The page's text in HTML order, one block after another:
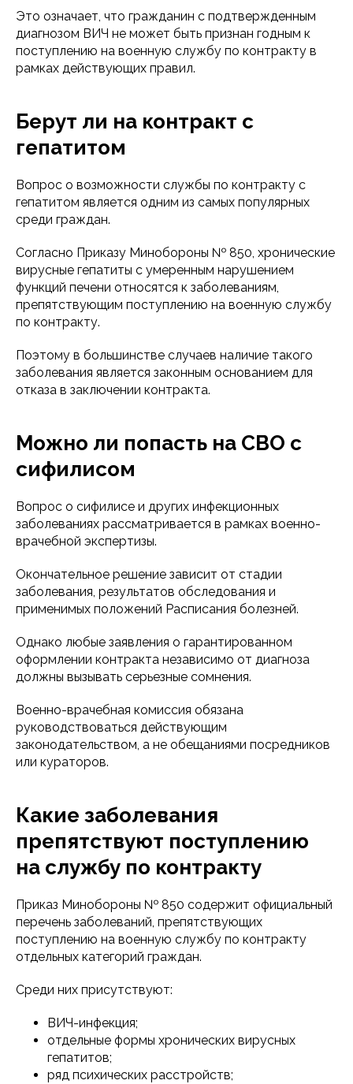
Это означает, что гражданин с подтвержденным
диагнозом ВИЧ не может быть признан годным к
поступлению на военную службу по контракту в
рамках действующих правил.
Берут ли на контракт с
гепатитом
Вопрос о возможности службы по контракту с
гепатитом является одним из самых популярных
среди граждан.
Согласно Приказу Минобороны № 850, хронические
вирусные гепатиты с умеренным нарушением
функций печени относятся к заболеваниям,
препятствующим поступлению на военную службу
по контракту.
Поэтому в большинстве случаев наличие такого
заболевания является законным основанием для
отказа в заключении контракта.
Можно ли попасть на СВО с
сифилисом
Вопрос о сифилисе и других инфекционных
заболеваниях рассматривается в рамках военно-
врачебной экспертизы.
Окончательное решение зависит от стадии
заболевания, результатов обследования и
применимых положений Расписания болезней.
Однако любые заявления о гарантированном
оформлении контракта независимо от диагноза
должны вызывать серьезные сомнения.
Военно-врачебная комиссия обязана
руководствоваться действующим
законодательством, а не обещаниями посредников
или кураторов.
Какие заболевания
препятствуют поступлению
на службу по контракту
Приказ Минобороны № 850 содержит официальный
перечень заболеваний, препятствующих
поступлению на военную службу по контракту
отдельных категорий граждан.
Среди них присутствуют:
ВИЧ-инфекция;
отдельные формы хронических вирусных
гепатитов;
ряд психических расстройств;